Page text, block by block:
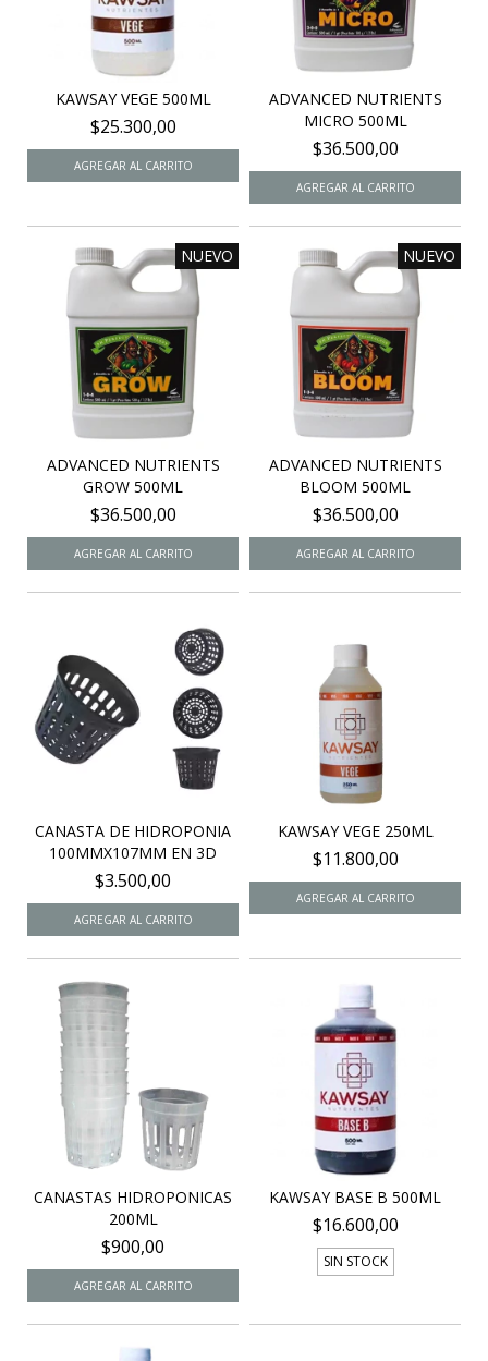
KAWSAY VEGE 500ML
$25.300,00
ADVANCED NUTRIENTS
MICRO 500ML
$36.500,00
NUEVO
ADVANCED NUTRIENTS
GROW 500ML
$36.500,00
NUEVO
ADVANCED NUTRIENTS
BLOOM 500ML
$36.500,00
CANASTA DE HIDROPONIA
100MMX107MM EN 3D
$3.500,00
KAWSAY VEGE 250ML
$11.800,00
CANASTAS HIDROPONICAS
200ML
$900,00
KAWSAY BASE B 500ML
$16.600,00
SIN STOCK